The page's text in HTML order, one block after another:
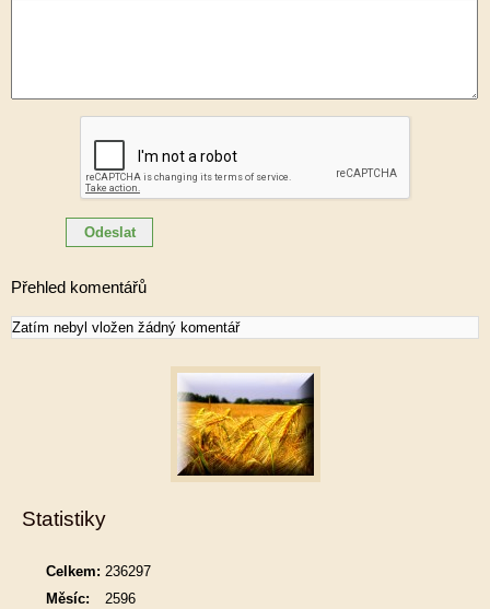
Přehled komentářů
Zatím nebyl vložen žádný komentář
Statistiky
Celkem: 236297
Měsíc:
2596